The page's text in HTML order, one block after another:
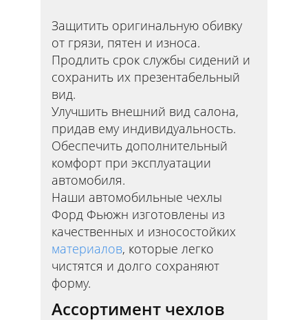
Защитить оригинальную обивку
от грязи, пятен и износа.
Продлить срок службы сидений и
сохранить их презентабельный
вид.
Улучшить внешний вид салона,
придав ему индивидуальность.
Обеспечить дополнительный
комфорт при эксплуатации
автомобиля.
Наши автомобильные чехлы
Форд Фьюжн изготовлены из
качественных и износостойких
материалов, которые легко
чистятся и долго сохраняют
форму.
Ассортимент чехлов